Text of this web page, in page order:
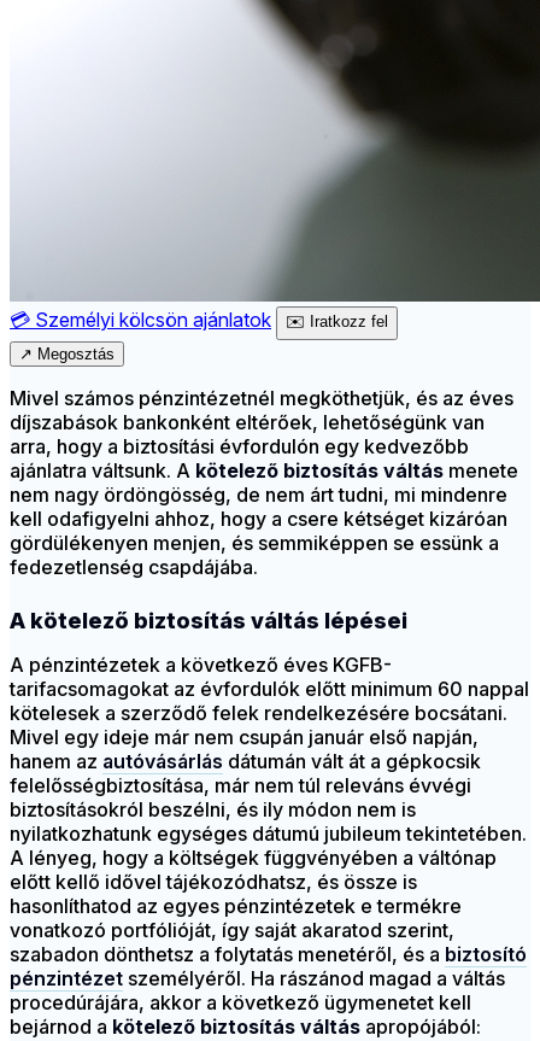
💳 Személyi kölcsön ajánlatok ✉️ Iratkozz fel
↗ Megosztás
Mivel számos pénzintézetnél megköthetjük, és az éves
díjszabások bankonként eltérőek, lehetőségünk van
arra, hogy a biztosítási évfordulón egy kedvezőbb
ajánlatra váltsunk. A kötelező biztosítás váltás menete
nem nagy ördöngösség, de nem árt tudni, mi mindenre
kell odafigyelni ahhoz, hogy a csere kétséget kizáróan
gördülékenyen menjen, és semmiképpen se essünk a
fedezetlenség csapdájába.
A kötelező biztosítás váltás lépései
A pénzintézetek a következő éves KGFB-
tarifacsomagokat az évfordulók előtt minimum 60 nappal
kötelesek a szerződő felek rendelkezésére bocsátani.
Mivel egy ideje már nem csupán január első napján,
hanem az autóvásárlás dátumán vált át a gépkocsik
felelősségbiztosítása, már nem túl releváns évvégi
biztosításokról beszélni, és ily módon nem is
nyilatkozhatunk egységes dátumú jubileum tekintetében.
A lényeg, hogy a költségek függvényében a váltónap
előtt kellő idővel tájékozódhatsz, és össze is
hasonlíthatod az egyes pénzintézetek e termékre
vonatkozó portfólióját, így saját akaratod szerint,
szabadon dönthetsz a folytatás menetéről, és a biztosító
pénzintézet személyéről. Ha rászánod magad a váltás
procedúrájára, akkor a következő ügymenetet kell
bejárnod a kötelező biztosítás váltás apropójából: